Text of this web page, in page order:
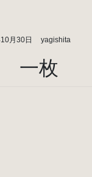
月30日 yagishita
一枚